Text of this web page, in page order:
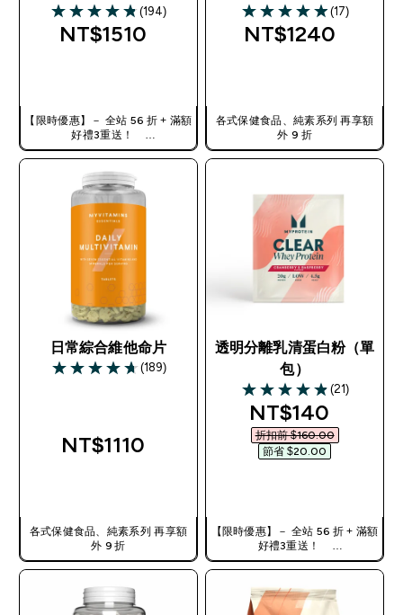
4.84 out of 5 stars
(194)
NT$1510‎
【限時優惠】－ 全站 56 折 + 滿額
好禮3重送！
使用優惠碼，獲得額外折扣：
4.94 out of 5 stars
(17)
NT$1240‎
各式保健食品、純素系列 再享額
外 9 折
日常綜合維他命片
4.71 out of 5 stars
(189)
NT$1110‎
各式保健食品、純素系列 再享額
外 9 折
透明分離乳清蛋白粉（單
包）
4.86 out of 5 stars
(21)
discounted
NT$140‎
折扣前 $160.00‎
節省 $20.00‎
【限時優惠】－ 全站 56 折 + 滿額
好禮3重送！
使用優惠碼，獲得額外折扣：
TW56